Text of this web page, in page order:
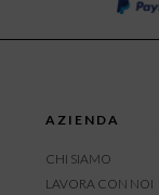
AZIENDA
CHI SIAMO
LAVORA CON NOI